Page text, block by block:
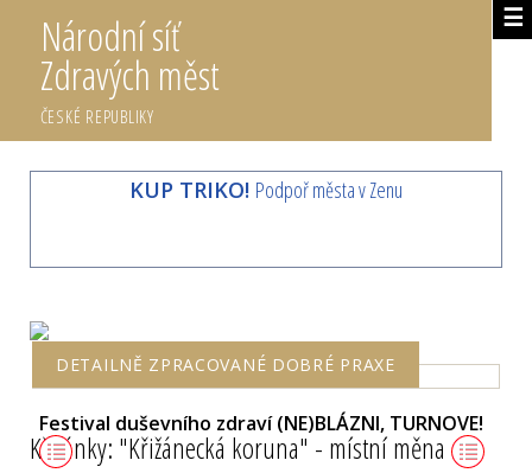
☰
Národní síť
Zdravých měst
ČESKÉ REPUBLIKY
KUP TRIKO! Podpoř města v Zenu
DETAILNĚ ZPRACOVANÉ DOBRÉ PRAXE
Festival duševního zdraví (NE)BLÁZNI, TURNOVE!
Křižánky: "Křižánecká koruna" - místní měna